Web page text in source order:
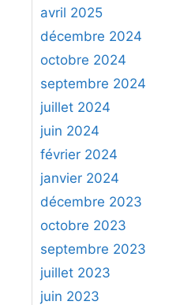
:
avril 2025
décembre 2024
octobre 2024
septembre 2024
juillet 2024
juin 2024
février 2024
janvier 2024
décembre 2023
octobre 2023
septembre 2023
juillet 2023
juin 2023